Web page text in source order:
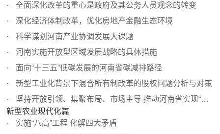
全面深化改革的重心是政府及其公务人员观念的转变
深化经济体制改革，优化房地产金融生态环境
科学谋划河南产业协调发展大课题
河南实施开放型区域发展战略的具体措施
面向“十三五”低碳发展的河南省碳减排路径
新型工业化背景下混合所有制改革的股权问题分析与对策
坚持开放引领、集聚布局、市场主导 推动河南省实现“三化”...
新型农业现代化篇
实施“八高”工程 化解四大矛盾